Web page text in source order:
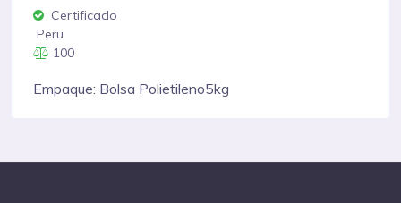
Certificado
Peru
100
Empaque: Bolsa Polietileno5kg